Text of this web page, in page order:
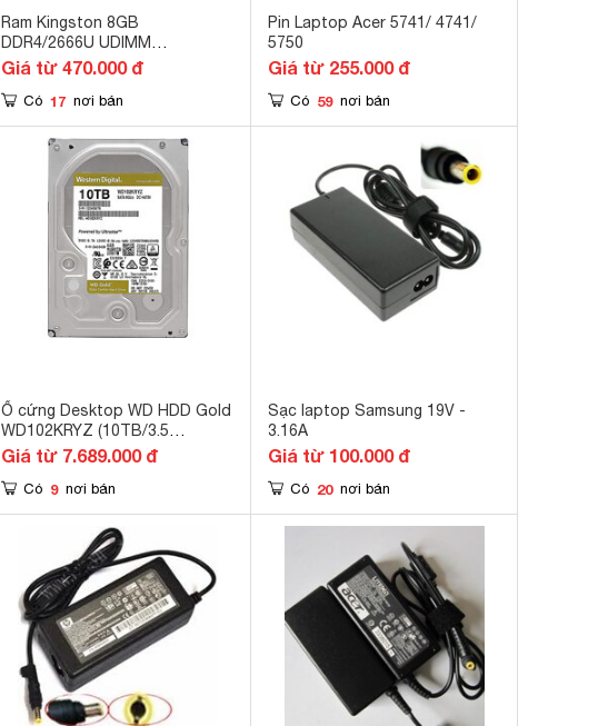
Ram Kingston 8GB
DDR4/2666U UDIMM
(KVR26N19S6/8)
Giá từ 470.000 đ
Có 17 nơi bán
Pin Laptop Acer 5741/ 4741/
5750
Giá từ 255.000 đ
Có 59 nơi bán
Ổ cứng Desktop WD HDD Gold
WD102KRYZ (10TB/3.5
inch/SATA 3/256MB
Giá từ 7.689.000 đ
Có 9 nơi bán
Sạc laptop Samsung 19V -
3.16A
Giá từ 100.000 đ
Có 20 nơi bán